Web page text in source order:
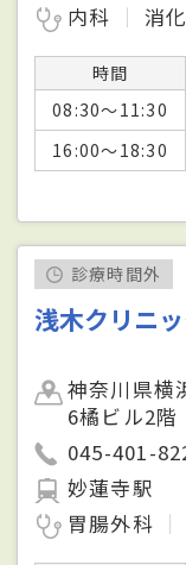
内科
消
時間
08:30～11:30
16:00～18:30
診療時間外
浅木クリニ
神奈川県
6橘ビル2階
045-401-
妙蓮寺駅
胃腸外科